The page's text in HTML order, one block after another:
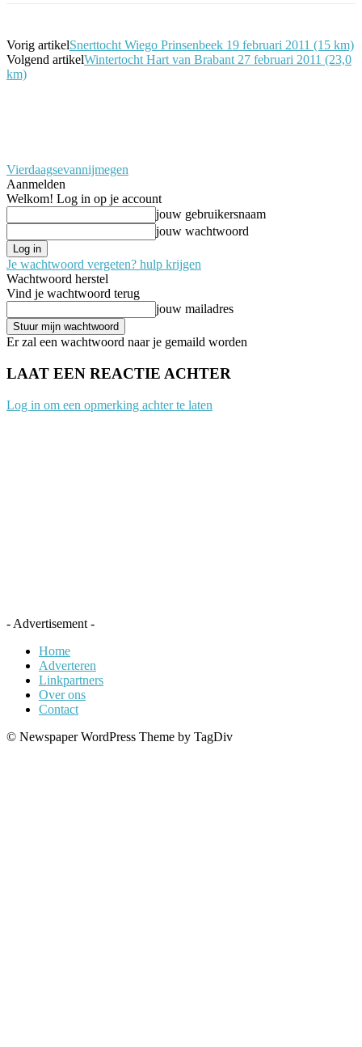
Vorig artikelSnerttocht Wiego Prinsenbeek 19 februari 2011 (15 km)
Volgend artikelWintertocht Hart van Brabant 27 februari 2011 (23,0
km)
Vierdaagsevannijmegen
Aanmelden
Welkom! Log in op je account
jouw gebruikersnaam
jouw wachtwoord
Je wachtwoord vergeten? hulp krijgen
Wachtwoord herstel
Vind je wachtwoord terug
jouw mailadres
Er zal een wachtwoord naar je gemaild worden
LAAT EEN REACTIE ACHTER
Log in om een opmerking achter te laten
- Advertisement -
Home
Adverteren
Linkpartners
Over ons
Contact
© Newspaper WordPress Theme by TagDiv